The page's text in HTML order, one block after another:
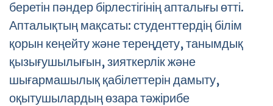
беретін пәндер бірлестігінің апталығы өтті.
Апталықтың мақсаты: студенттердің білім
қорын кеңейту және тереңдету, танымдық
қызығушылығын, зияткерлік және
шығармашылық қабілеттерін дамыту,
оқытушылардың өзара тәжірибе